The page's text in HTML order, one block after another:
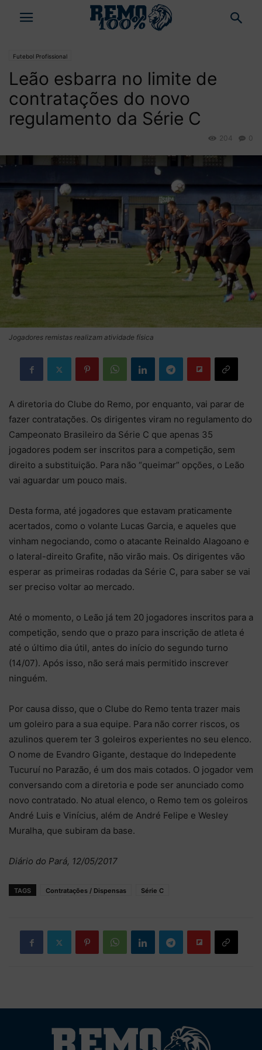
Futebol Profissional
Leão esbarra no limite de
contratações do novo
regulamento da Série C
0
204
Jogadores remistas realizam atividade física
A diretoria do Clube do Remo, por enquanto, vai parar de
fazer contratações. Os dirigentes viram no regulamento do
Campeonato Brasileiro da Série C que apenas 35
jogadores podem ser inscritos para a competição, sem
direito a substituição. Para não “queimar” opções, o Leão
vai aguardar um pouco mais.
Desta forma, até jogadores que estavam praticamente
acertados, como o volante Lucas Garcia, e aqueles que
vinham negociando, como o atacante Reinaldo Alagoano e
o lateral-direito Grafite, não virão mais. Os dirigentes vão
esperar as primeiras rodadas da Série C, para saber se vai
ser preciso voltar ao mercado.
Até o momento, o Leão já tem 20 jogadores inscritos para a
competição, sendo que o prazo para inscrição de atleta é
até o último dia útil, antes do início do segundo turno
(14/07). Após isso, não será mais permitido inscrever
ninguém.
Por causa disso, que o Clube do Remo tenta trazer mais
um goleiro para a sua equipe. Para não correr riscos, os
azulinos querem ter 3 goleiros experientes no seu elenco.
O nome de Evandro Gigante, destaque do Indepedente
Tucuruí no Parazão, é um dos mais cotados. O jogador vem
conversando com a diretoria e pode ser anunciado como
novo contratado. No atual elenco, o Remo tem os goleiros
André Luis e Vinícius, além de André Felipe e Wesley
Muralha, que subiram da base.
Diário do Pará, 12/05/2017
TAGS Contratações / Dispensas Série C